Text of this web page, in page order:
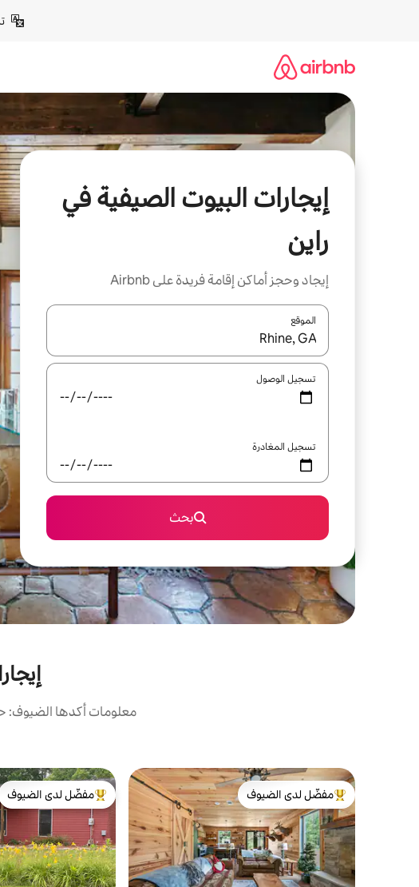
إيجارات البيوت الصيفية في
راين
إيجاد وحجز أماكن إقامة فريدة على Airbnb
الموقع
عند توفر النتائج، انتقل باستخدام السهمين لأعلى ولأسفل أو
تسجيل الوصول
تسجيل المغادرة
بحث
معلومات أكدها الضيوف:
من أبرز البيوت المفضّلة لدى الضيوف
مفضّل لدى الضيوف
من أبرز البيوت
مفضّل لدى الضيوف